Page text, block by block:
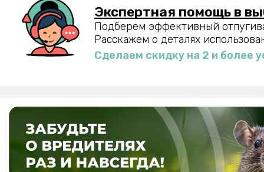
Экспертная помощь в
Подберем эффективный
Расскажем о деталях
Сделаем скидку на 2 и более